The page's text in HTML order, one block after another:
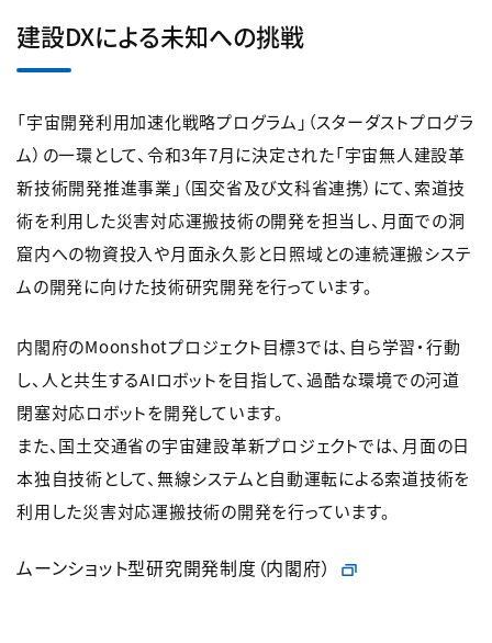
建設DXによる未知への挑戦
「宇宙開発利用加速化戦略プログラム」（スターダストプログラ
ム）の一環として、令和3年7月に決定された「宇宙無人建設革
新技術開発推進事業」（国交省及び文科省連携）にて、索道技
術を利用した災害対応運搬技術の開発を担当し、月面での洞
窟内への物資投入や月面永久影と日照域との連続運搬システ
ムの開発に向けた技術研究開発を行っています。
内閣府のMoonshotプロジェクト目標3では、自ら学習・行動
し、人と共生するAIロボットを目指して、過酷な環境での河道
閉塞対応ロボットを開発しています。
また、国土交通省の宇宙建設革新プロジェクトでは、月面の日
本独自技術として、無線システムと自動運転による索道技術を
利用した災害対応運搬技術の開発を行っています。
ムーンショット型研究開発制度（内閣府）